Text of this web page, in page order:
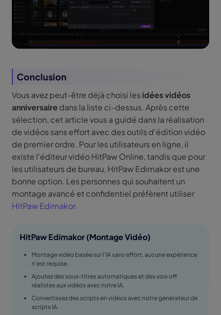
Conclusion
Vous avez peut-être déjà choisi les idées vidéos
anniversaire dans la liste ci-dessus. Après cette
sélection, cet article vous a guidé dans la réalisation
de vidéos sans effort avec des outils d'édition vidéo
de premier ordre. Pour les utilisateurs en ligne, il
existe l'éditeur vidéo HitPaw Online, tandis que pour
les utilisateurs de bureau, HitPaw Edimakor est une
bonne option. Les personnes qui souhaitent un
montage avancé et confidentiel préfèrent utiliser
HitPaw Edimakor.
HitPaw Edimakor (Montage Vidéo)
Montage vidéo basée sur l'IA sans effort, aucune expérience
n'est requise.
Ajoutez des sous-titres automatiques et des voix off
réalistes aux vidéos avec notre IA.
Convertissez des scripts en vidéos avec notre générateur de
scripts IA.